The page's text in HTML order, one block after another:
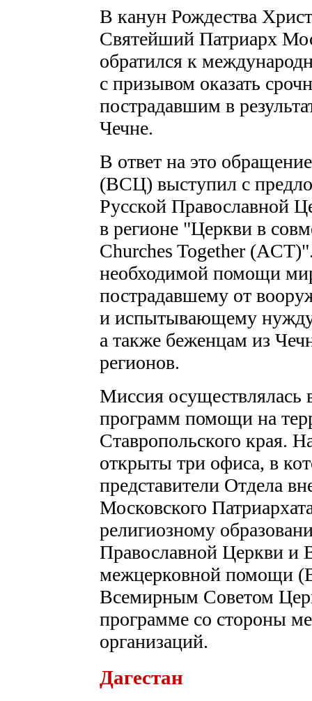
В канун Рождества
Святейший Патриарх
обратился к
с призывом оказать
пострадавшим в
Чечне.
В ответ на это
(ВСЦ) выступил с
Русской Православной
в регионе "Церкви в
Churches Together
необходимой помощи
пострадавшему от
и испытывающему
а также беженцам из
регионов.
Миссия осуществлялась
программ помощи на
Ставропольского края.
открыты три офиса, в
представители Отдела
Московского
религиозному
Православной Церкви и
межцерковной помощи
Всемирным Советом
программе со стороны
организаций.
Дагестан